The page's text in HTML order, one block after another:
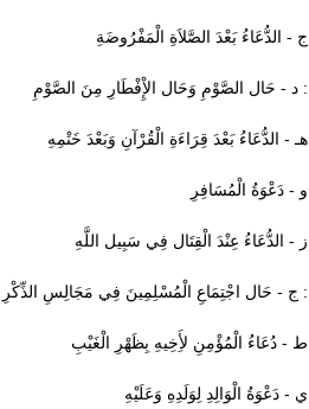
ج - الدُّعَاءُ بَعْدَ الصَّلاَةِ الْمَفْرُوضَةِ
د - حَال الصَّوْمِ وَحَال الإِْفْطَارِ مِنَ الصَّوْمِ :
هـ - الدُّعَاءُ بَعْدَ قِرَاءَةِ الْقُرْآنِ وَبَعْدَ خَتْمِهِ
و - دَعْوَةُ الْمُسَافِرِ
ز - الدُّعَاءُ عِنْدَ الْقِتَال فِي سَبِيل اللَّهِ
ج - حَال اجْتِمَاعِ الْمُسْلِمِينَ فِي مَجَالِسِ الذِّكْرِ :
ط - دُعَاءُ الْمُؤْمِنِ لأَِخِيهِ بِظَهْرِ الْغَيْبِ
ي - دَعْوَةُ الْوَالِدِ لِوَلَدِهِ وَعَلَيْهِ